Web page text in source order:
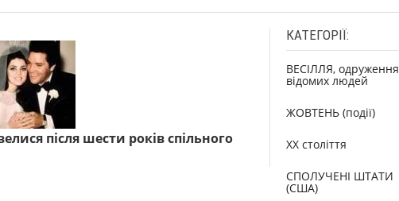
після шести років спільного
КАТЕГОРІЇ:
ВЕСІЛЛЯ, одруження
відомих людей
ЖОВТЕНЬ (події)
XX століття
СПОЛУЧЕНІ ШТАТИ
(США)